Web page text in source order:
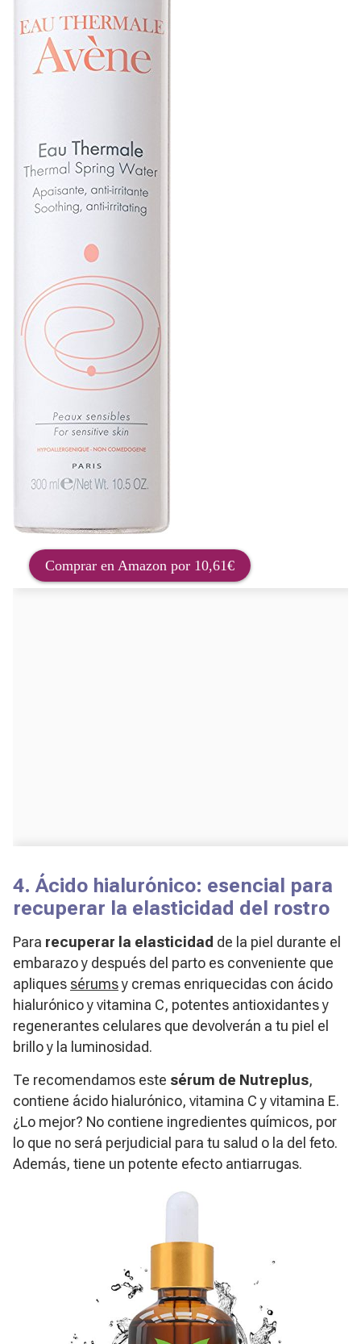
Comprar en Amazon por 10,61€
4. Ácido hialurónico: esencial para
recuperar la elasticidad del rostro
Para recuperar la elasticidad de la piel durante el
embarazo y después del parto es conveniente que
apliques sérumsy cremas enriquecidas con ácido
hialurónico y vitamina C, potentes antioxidantes y
regenerantes celulares que devolverán a tu piel el
brillo y la luminosidad.
Te recomendamos este sérum de Nutreplus,
contiene ácido hialurónico, vitamina C y vitamina E.
¿Lo mejor? No contiene ingredientes químicos, por
lo que no será perjudicial para tu salud o la del feto.
Además, tiene un potente efecto antiarrugas.